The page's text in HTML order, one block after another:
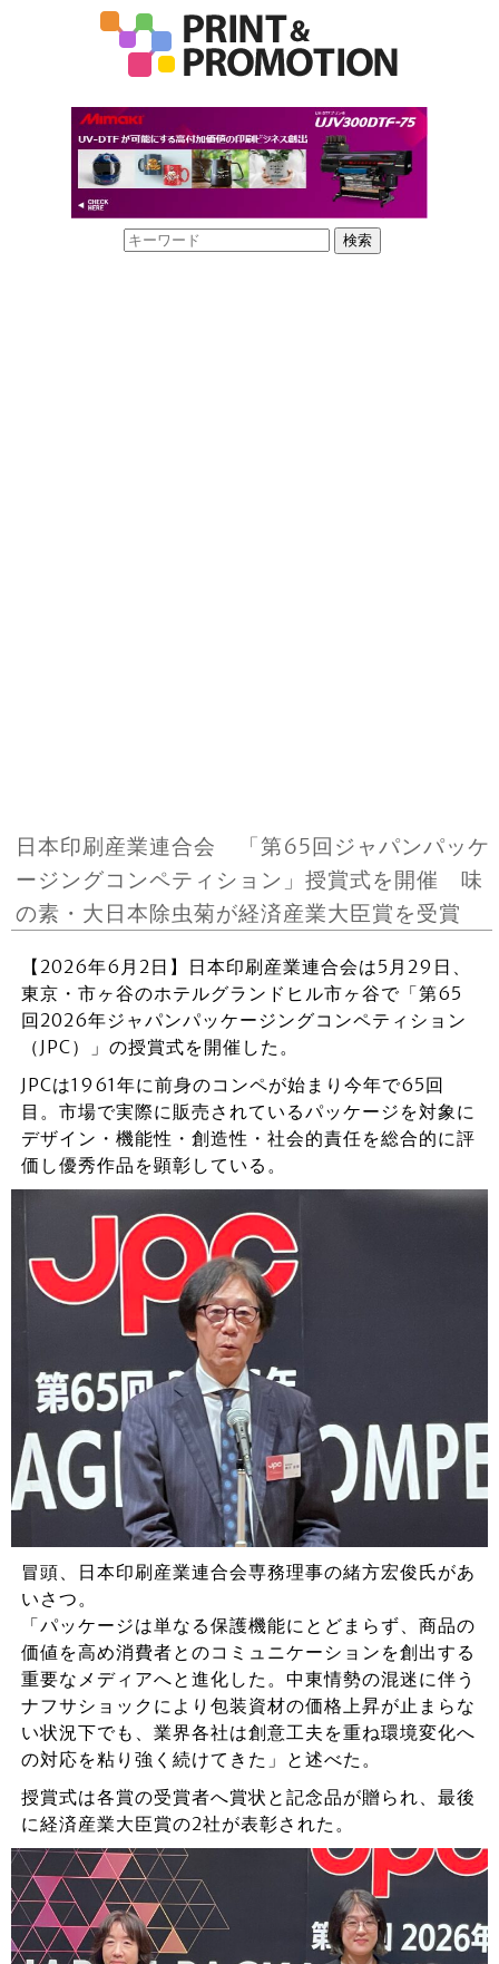
日本印刷産業連合会 「第65回ジャパンパッケ
ージングコンペティション」授賞式を開催 味
の素・大日本除虫菊が経済産業大臣賞を受賞
【2026年6月2日】日本印刷産業連合会は5月29日、
東京・市ヶ谷のホテルグランドヒル市ヶ谷で「第65
回2026年ジャパンパッケージングコンペティション
（JPC）」の授賞式を開催した。
JPCは1961年に前身のコンペが始まり今年で65回
目。市場で実際に販売されているパッケージを対象に
デザイン・機能性・創造性・社会的責任を総合的に評
価し優秀作品を顕彰している。
冒頭、日本印刷産業連合会専務理事の緒方宏俊氏があ
いさつ。
「パッケージは単なる保護機能にとどまらず、商品の
価値を高め消費者とのコミュニケーションを創出する
重要なメディアへと進化した。中東情勢の混迷に伴う
ナフサショックにより包装資材の価格上昇が止まらな
い状況下でも、業界各社は創意工夫を重ね環境変化へ
の対応を粘り強く続けてきた」と述べた。
授賞式は各賞の受賞者へ賞状と記念品が贈られ、最後
に経済産業大臣賞の2社が表彰された。